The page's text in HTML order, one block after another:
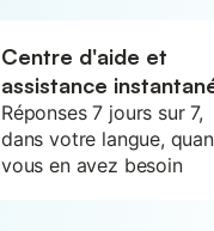
Centre d'aide et
assistance
Réponses 7 jours sur 7,
dans votre langue,
vous en avez besoin